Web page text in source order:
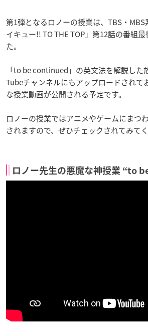
第1弾となるロノーの授業は、TBS・
イキュー!! TO THE TOP」第12話の番組
た。
「to be continued」の英文法を解説した
Tubeチャンネルにもアップロードされて
な授業動画が公開される予定です。
ロノーの授業ではアニメやゲームにまつ
されますので、ぜひチェックされてみてく
ロノー先生の悪魔な神授業 “to